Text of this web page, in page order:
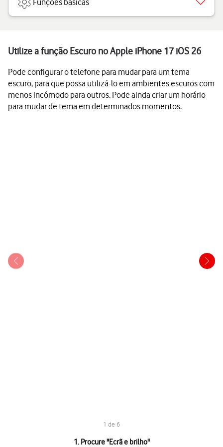
Funções básicas
Utilize a função Escuro no Apple iPhone 17 iOS 26
Pode configurar o telefone para mudar para um tema
escuro, para que possa utilizá-lo em ambientes escuros com
menos incómodo para outros. Pode ainda criar um horário
para mudar de tema em determinados momentos.
1 de 6
1. Procure "Ecrã e brilho"